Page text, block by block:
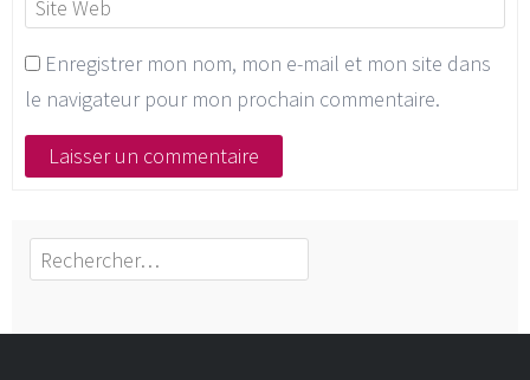
Enregistrer mon nom, mon e-mail et mon site dans
le navigateur pour mon prochain commentaire.
Rechercher :